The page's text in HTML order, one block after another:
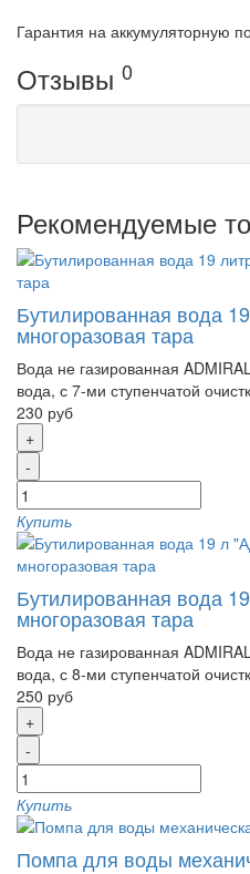
Гарантия на аккумуляторную
Отзывы 0
Рекомендуемые
Бутилированная вода
многоразовая тара
Вода не газированная
вода, с 7-ми ступенчатой
230 руб
+
-
Купить
Бутилированная вода
многоразовая тара
Вода не газированная
вода, с 8-ми ступенчатой
250 руб
+
-
Купить
Помпа для воды